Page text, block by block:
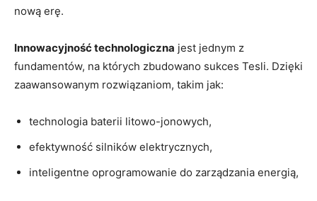
nową erę.
Innowacyjność technologiczna jest jednym z
fundamentów, na których zbudowano ⁣sukces Tesli. Dzięki
zaawansowanym rozwiązaniom, takim‍ jak:
technologia baterii litowo-jonowych,
efektywność silników elektrycznych,
inteligentne oprogramowanie do zarządzania energią,